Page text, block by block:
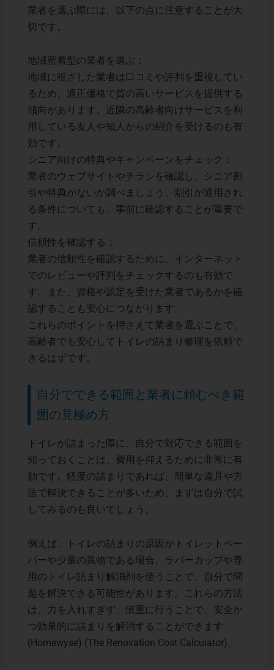
業者を選ぶ際には、以下の点に注意することが大
切です。
地域密着型の業者を選ぶ：
地域に根ざした業者は口コミや評判を重視してい
るため、適正価格で質の高いサービスを提供する
傾向があります。近隣の高齢者向けサービスを利
用している友人や知人からの紹介を受けるのも有
効です。
シニア向けの特典やキャンペーンをチェック：
業者のウェブサイトやチラシを確認し、シニア割
引や特典がないか調べましょう。割引が適用され
る条件についても、事前に確認することが重要で
す。
信頼性を確認する：
業者の信頼性を確認するために、インターネット
でのレビューや評判をチェックするのも有効で
す。また、資格や認定を受けた業者であるかを確
認することも安心につながります。
これらのポイントを押さえて業者を選ぶことで、
高齢者でも安心してトイレの詰まり修理を依頼で
きるはずです。
自分でできる範囲と業者に頼むべき範
囲の見極め方
トイレが詰まった際に、自分で対応できる範囲を
知っておくことは、費用を抑えるために非常に有
効です。軽度の詰まりであれば、簡単な道具や方
法で解決できることが多いため、まずは自分で試
してみるのも良いでしょう。
例えば、トイレの詰まりの原因がトイレットペー
パーや少量の異物である場合、ラバーカップや専
用のトイレ詰まり解消剤を使うことで、自分で問
題を解決できる可能性があります。これらの方法
は、力を入れすぎず、慎重に行うことで、安全か
つ効果的に詰まりを解消することができます​
(Homewyse)​ (The Renovation Cost Calculator)。